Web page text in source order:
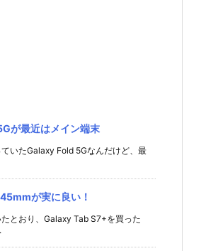
が最近はメイン端末
いたGalaxy Fold 5Gなんだけど、最
が実に良い！
とおり、Galaxy Tab S7+を買った